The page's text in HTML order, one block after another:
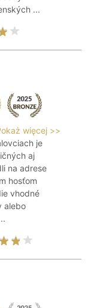
...
więcej >>
je
aj
na adrese
hosťom
vhodné
alebo